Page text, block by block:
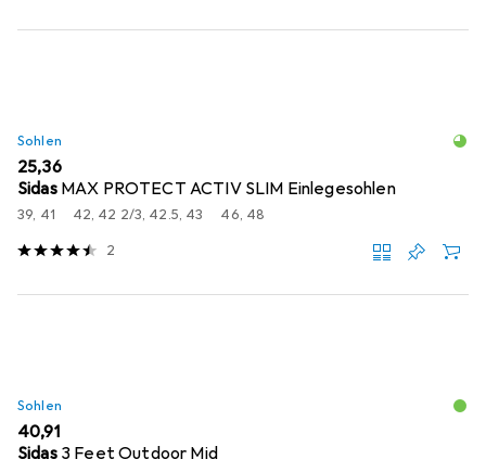
Sohlen
EUR
25,36
Sidas MAX PROTECT ACTIV SLIM Einlegesohlen
39, 41 42, 42 2/3, 42.5, 43 46, 48
2
Sohlen
EUR
40,91
Sidas 3 Feet Outdoor Mid